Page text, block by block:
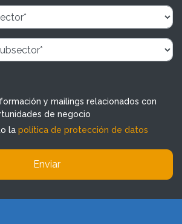
y mailings relacionados con
de negocio
la política de protección de datos
Enviar